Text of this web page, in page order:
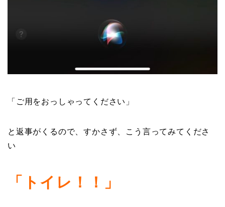
「ご用をおっしゃってください」
と返事がくるので、すかさず、こう言ってみてくださ
い
「トイレ！！」